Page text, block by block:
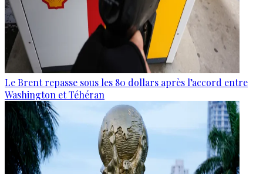
Le Brent repasse sous les 80 dollars après l’accord entre
Washington et Téhéran